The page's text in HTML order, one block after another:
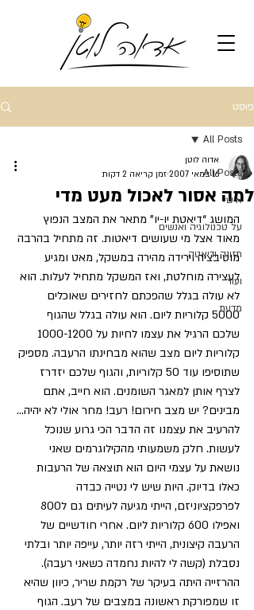
פוסט
All Posts
אישי
על טכנולוגיה ואנשים
תזונה ודיאטה
ועוד
מדעת
All Posts
למה אסור לאכול מעט מדי
אדוה לוטן
16 במאי 2007
זמן קריאה 2 דקות
המושג “דיאטת יו-יו” מתאר את המצב הנפוץ
מאוד אצל מי שעושים דיאטות. זה מתחיל בהרבה
מוטיבציה וירידה מהירה במשקל, מאט ומגיע
לעצירה מוחלטת, ואז המשקל מתחיל לעלות. הוא
לא עולה בגלל שהפכתם לחזירים שאוכלים
5000 קלוריות ליום. הוא עולה בגלל שהגוף
קלוריות ליום מצב שהוא מבחינתו הרעבה. מספיק
שתוסיפו עוד 50 קלוריות, והגוף שלכם יזדרז
לצרף אותן למאגר השומנים. הוא חייב, אתם
מבינים? יש מצב חירום! רעב! מחר אולי לא יהיה…
להרעיב את עצמנו זה הדבר הכי גרוע שנוכל
לעשות. חלק משמעותי מהקילוגרמים שאני
נושאת על עצמי היום הוא תוצאה של הרעבות
כאלו בדיוק. היות שיש לי נטייה כבדה
ואפילו 600 קלוריות ליום. אחרי חודשיים של
הרעבה קיצונית, הייתי רזה יותר, עייפה יותר ובלתי
נסבלת (קשה לי להיות נחמדה כשאני רעבה).
ההרזייה היתה בעיקר של רקמת שריר, כיוון שהיא
זו שמפורקת ראשונה במצבים של רעב. הגוף